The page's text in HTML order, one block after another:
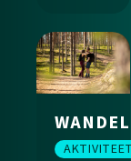
Vissen